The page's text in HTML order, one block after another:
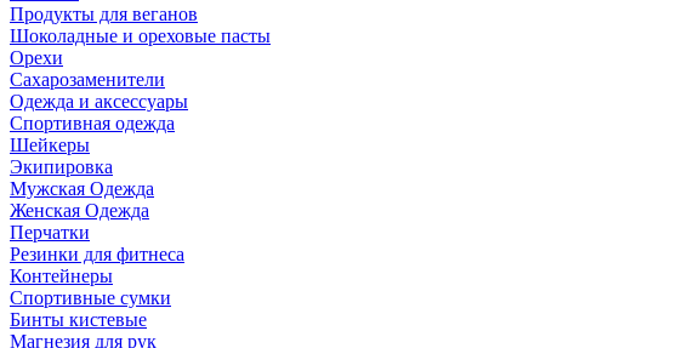
Продукты для веганов
Шоколадные и ореховые пасты
Орехи
Сахарозаменители
Одежда и аксессуары
Спортивная одежда
Шейкеры
Экипировка
Мужская Одежда
Женская Одежда
Перчатки
Резинки для фитнеса
Контейнеры
Спортивные сумки
Бинты кистевые
Магнезия для рук